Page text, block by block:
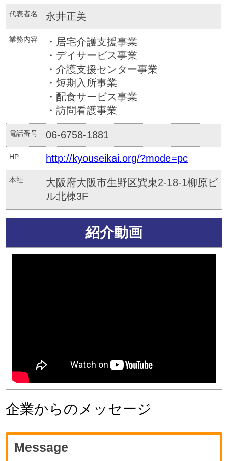
代表者名 永井正美
業務内容
・居宅介護支援事業
・デイサービス事業
・介護支援センター事業
・短期入所事業
・配食サービス事業
・訪問看護事業
電話番号 06-6758-1881
HP http://kyouseikai.org/?mode=pc
本社
大阪府大阪市生野区巽東2-18-1柳原ビ
ル北棟3F
紹介動画
企業からのメッセージ
Message